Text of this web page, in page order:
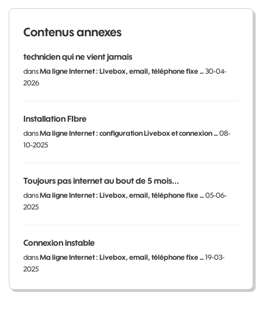
Contenus annexes
technicien qui ne vient jamais
dansMa ligne Internet : Livebox, email, téléphone fixe … 30-04-
2026
Installation FIbre
dansMa ligne Internet : configuration Livebox et connexion … 08-
10-2025
Toujours pas internet au bout de 5 mois...
dansMa ligne Internet : Livebox, email, téléphone fixe … 05-06-
2025
Connexion instable
dansMa ligne Internet : Livebox, email, téléphone fixe … 19-03-
2025